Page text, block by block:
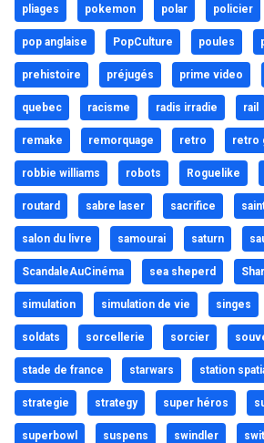
pliages pokemon polar policier
pop anglaise PopCulture poules
prehistoire préjugés prime video
quebec racisme radis irradie rail
remake remorquage retro retro
robbie williams robots Roguelike
routard sabre laser sacrifice
salon du livre samourai saturn
ScandaleAuCinéma sea sheperd
simulation simulation de vie singes
soldats sorcellerie sorcier
stade de france starwars station
strategie strategy super héros
superbowl suspens swindler